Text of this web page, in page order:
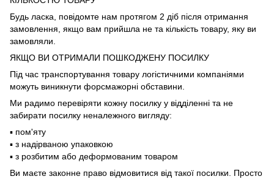
Будь ласка, повідомте нам протягом 2 діб після отримання
замовлення, якщо вам прийшла не та кількість товару, яку ви
замовляли.
ЯКЩО ВИ ОТРИМАЛИ ПОШКОДЖЕНУ ПОСИЛКУ
Під час транспортування товару логістичними компаніями
можуть виникнути форсмажорні обставини.
Ми радимо перевіряти кожну посилку у відділенні та не
забирати посилку неналежного вигляду:
▪️ пом'яту
▪️ з надірваною упаковкою
▪️ з розбитим або деформованим товаром
Ви маєте законне право відмовитися від такої посилки. Просто